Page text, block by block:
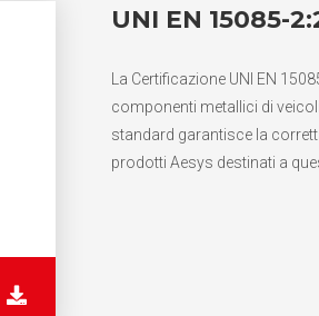
UNI EN 15085-
La Certificazione UNI EN
componenti metallici di
standard garantisce la
prodotti Aesys destinati a